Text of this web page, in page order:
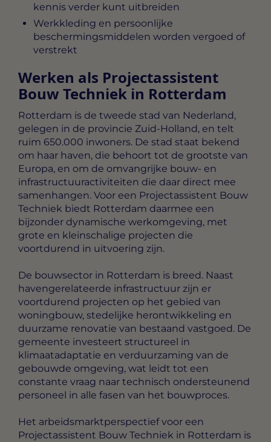
kennis verder kunt uitbreiden
Werkkleding en persoonlijke
beschermingsmiddelen worden vergoed of
verstrekt
Werken als Projectassistent
Bouw Techniek in Rotterdam
Rotterdam is de tweede stad van Nederland,
gelegen in de provincie Zuid-Holland, en telt
ruim 650.000 inwoners. De stad staat bekend
om haar haven, die behoort tot de grootste van
Europa, en om de omvangrijke bouw- en
infrastructuuractiviteiten die daar direct mee
samenhangen. Voor een Projectassistent Bouw
Techniek biedt Rotterdam daarmee een
bijzonder dynamische werkomgeving, met
grote en kleinschalige projecten die
voortdurend in uitvoering zijn.
De bouwsector in Rotterdam is breed. Naast
havengerelateerde infrastructuur zijn er
voortdurend projecten op het gebied van
woningbouw, stedelijke herontwikkeling en
duurzame renovatie van bestaand vastgoed. De
gemeente investeert structureel in
klimaatadaptatie en verduurzaming van de
gebouwde omgeving, wat leidt tot een
constante vraag naar technisch ondersteunend
personeel in alle fasen van het bouwproces.
Het arbeidsmarktperspectief voor een
Projectassistent Bouw Techniek in Rotterdam is